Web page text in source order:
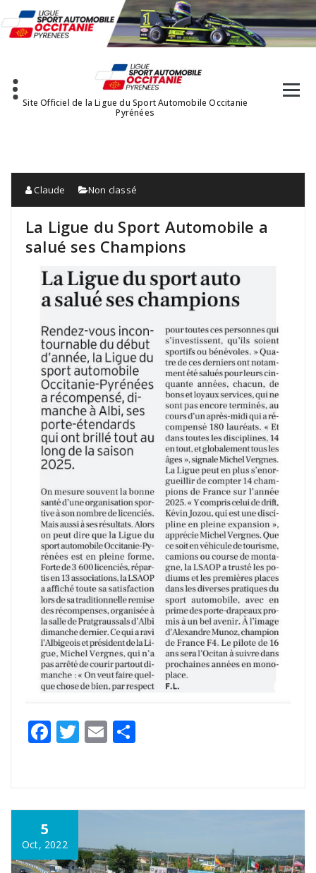
au
contenu
Site Officiel de la Ligue du Sport Automobile Occitanie
Pyrénées
Claude Non classé
La Ligue du Sport Automobile a
salué ses Champions
Facebook
Twitter
Email
5
Oct, 2022